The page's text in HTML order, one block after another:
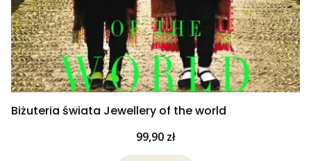
Biżuteria świata Jewellery of the world
Cena
99,90 zł